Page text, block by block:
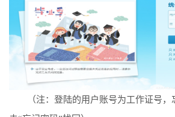
（注：登陆的用户账号为工作证号